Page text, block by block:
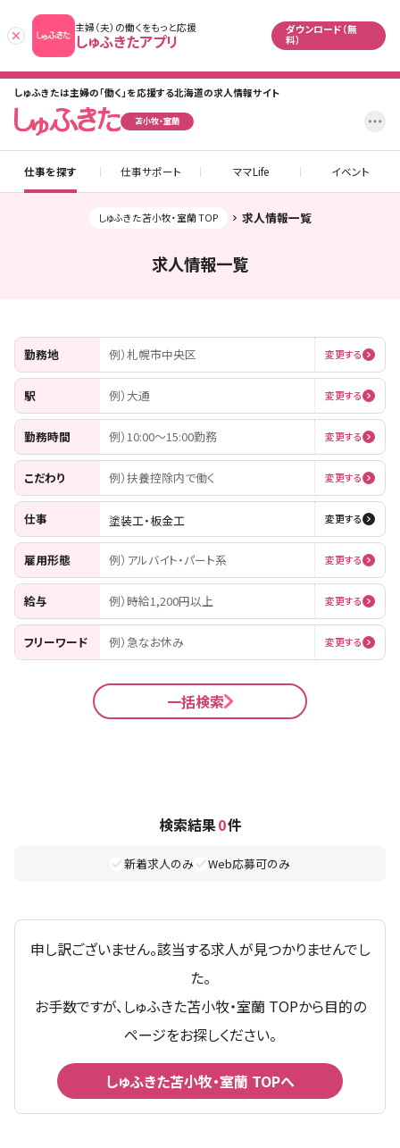
主婦（夫）の働くをもっと応援
しゅふきたアプリ
あとで
ダウンロード（無
料）
しゅふきたは主婦の「働く」を応援する北海道の求人情報サイト
苫小牧・室蘭
仕事を探す 仕事サポート ママLife イベント
しゅふきた苫小牧・室蘭 TOP 求人情報一覧
求人情報一覧
勤務地 例）札幌市中央区 変更する
駅 例）大通 変更する
勤務時間 例）10:00〜15:00勤務 変更する
こだわり 例）扶養控除内で働く 変更する
仕事 塗装工・板金工 変更する
雇用形態 例）アルバイト・パート系 変更する
給与 例）時給1,200円以上 変更する
フリーワード 例）急なお休み 変更する
一括検索
検索結果0件
新着求人のみ Web応募可のみ
申し訳ございません。該当する求人が見つかりませんでし
た。
お手数ですが、しゅふきた苫小牧・室蘭 TOPから目的の
ページをお探しください。
しゅふきた苫小牧・室蘭 TOPへ